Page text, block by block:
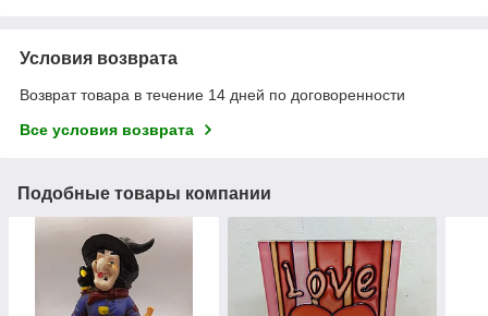
Условия возврата
Возврат товара в течение 14 дней по договоренности
Все условия возврата
Подобные товары компании